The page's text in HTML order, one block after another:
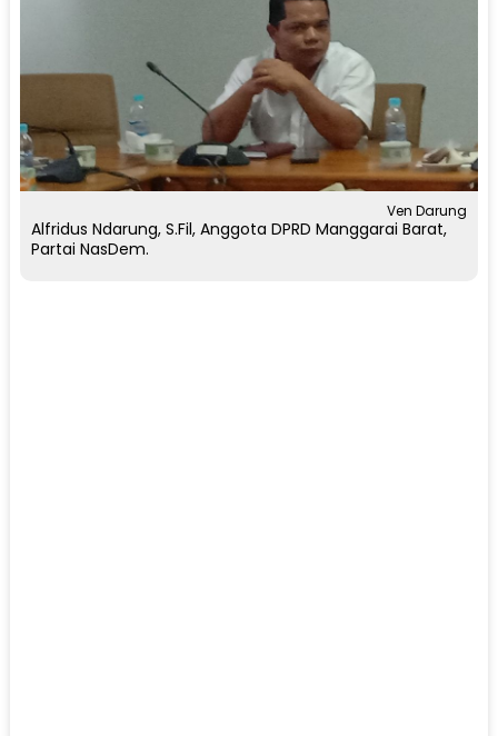
Ven Darung
Alfridus Ndarung, S.Fil, Anggota DPRD Manggarai Barat,
Partai NasDem.